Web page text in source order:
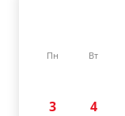
Пн Вт
3
4